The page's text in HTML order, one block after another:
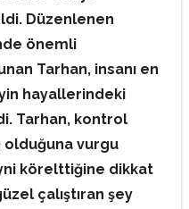
Düzenlenen
önemli
Tarhan, insanı en
hayallerindeki
Tarhan, kontrol
vurgu
körelttiğine dikkat
çalıştıran şey